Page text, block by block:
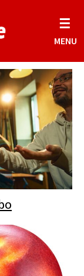
☰
MENU